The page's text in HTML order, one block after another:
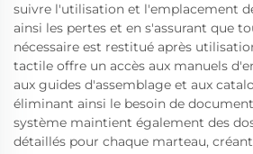
suivre l'utilisation et l'emplacement
ainsi les pertes et en s'assurant que
nécessaire est restitué après
tactile offre un accès aux manuels
aux guides d'assemblage et aux
éliminant ainsi le besoin de
système maintient également des
détaillés pour chaque marteau,